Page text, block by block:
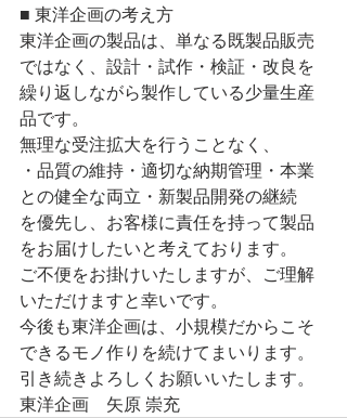
■ 東洋企画の考え方
東洋企画の製品は、単なる既製品販売
ではなく、設計・試作・検証・改良を
繰り返しながら製作している少量生産
品です。
無理な受注拡大を行うことなく、
・品質の維持・適切な納期管理・本業
との健全な両立・新製品開発の継続
を優先し、お客様に責任を持って製品
をお届けしたいと考えております。
ご不便をお掛けいたしますが、ご理解
いただけますと幸いです。
今後も東洋企画は、小規模だからこそ
できるモノ作りを続けてまいります。
引き続きよろしくお願いいたします。
東洋企画　矢原 崇充